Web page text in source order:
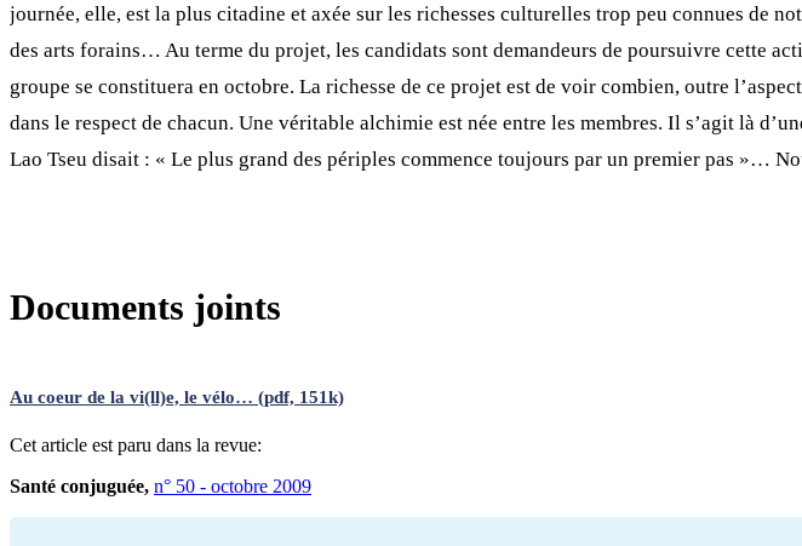
journée, elle, est la plus citadine et axée sur les richesses culturelles trop peu connues de
des arts forains… Au terme du projet, les candidats sont demandeurs de poursuivre cette
groupe se constituera en octobre. La richesse de ce projet est de voir combien, outre
dans le respect de chacun. Une véritable alchimie est née entre les membres. Il s’agit là
Lao Tseu disait : « Le plus grand des périples commence toujours par un premier pas »…
Documents joints
Au coeur de la vi(ll)e, le vélo… (pdf, 151k)
Cet article est paru dans la revue:
Santé conjuguée, n° 50 - octobre 2009